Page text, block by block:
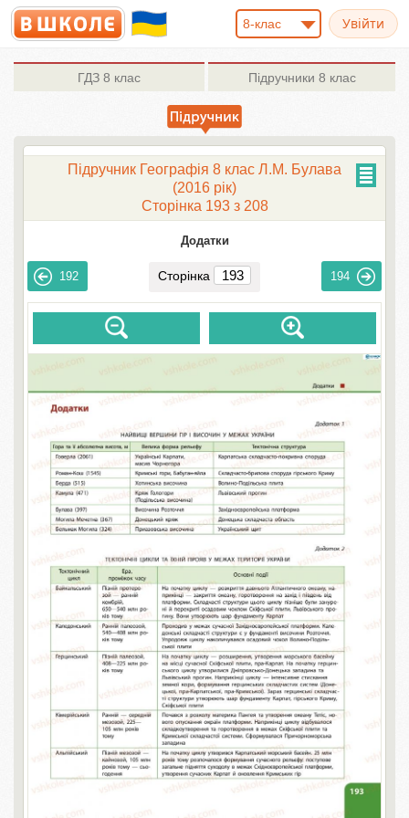
8-клас
ГДЗ 8 клас Підручники 8 клас
Підручник Географія 8 клас Л.М. Булава
(2016 рік)
Сторінка 193 з 208
Додатки
192 Сторінка 194